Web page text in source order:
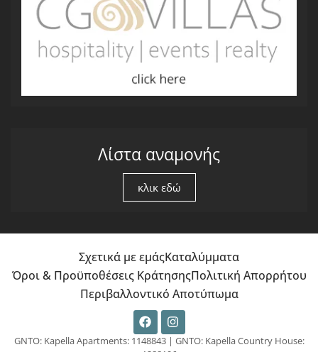
Λίστα αναμονής
κλικ εδώ
Σχετικά με εμάςΚαταλύμματα
Όροι & Προϋποθέσεις ΚράτησηςΠολιτική Απορρήτου
Περιβαλλοντικό Αποτύπωμα
GNTO: Kapella Apartments: 1148843 | GNTO: Kapella Country House: